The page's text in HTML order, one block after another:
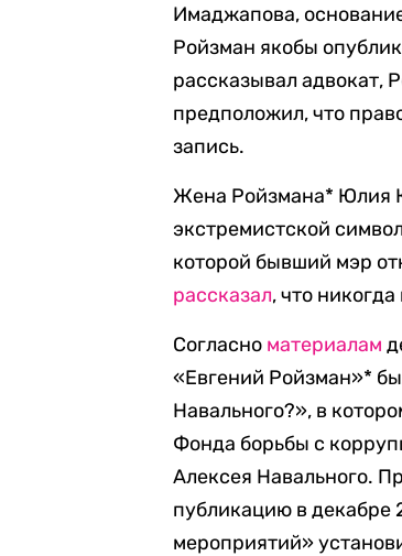
Имаджапова,
Ройзман якобы
рассказывал адвокат,
предположил, что
запись.
Жена Ройзмана* Юлия
экстремистской
которой бывший мэр
рассказал, что
Согласно материалам
«Евгений Ройзман»*
Навального?», в
Фонда борьбы с
Алексея Навального.
публикацию в декабре
мероприятий»